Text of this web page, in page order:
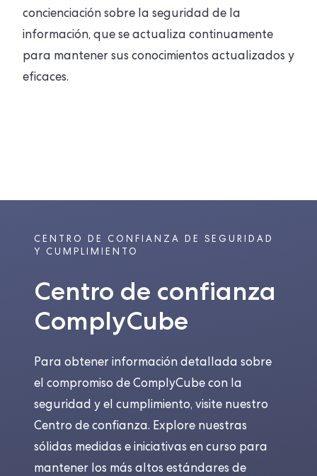
concienciación sobre la seguridad de la
información, que se actualiza continuamente
para mantener sus conocimientos actualizados y
eficaces.
CENTRO DE CONFIANZA DE SEGURIDAD
Y CUMPLIMIENTO
Centro de confianza
ComplyCube
Para obtener información detallada sobre
el compromiso de ComplyCube con la
seguridad y el cumplimiento, visite nuestro
Centro de confianza. Explore nuestras
sólidas medidas e iniciativas en curso para
mantener los más altos estándares de